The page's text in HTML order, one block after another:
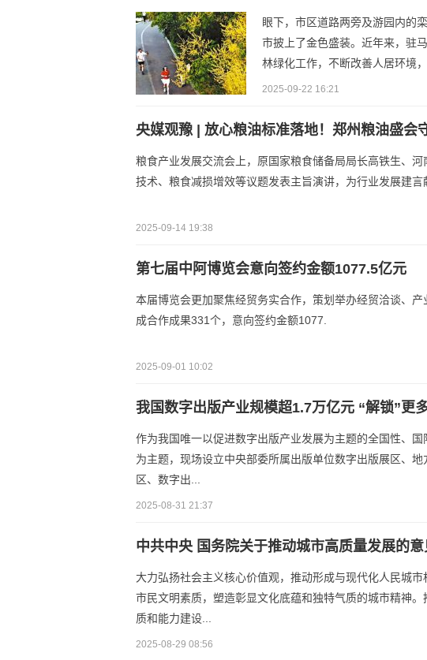
眼下，市区道路两旁及游园内的
市披上了金色盛装。近年来，驻
林绿化工作，不断改善人居环境
2025-09-22 16:21
央媒观豫 | 放心粮油标准落地！郑州粮油盛会
粮食产业发展交流会上，原国家粮食储备局局长高铁生、
技术、粮食减损增效等议题发表主旨演讲，为行业发展建言
2025-09-14 19:38
第七届中阿博览会意向签约金额1077.5亿元
本届博览会更加聚焦经贸务实合作，策划举办经贸洽谈、
成合作成果331个，意向签约金额1077.
2025-09-01 10:02
我国数字出版产业规模超1.7万亿元 “解锁”更
作为我国唯一以促进数字出版产业发展为主题的全国性、
为主题，现场设立中央部委所属出版单位数字出版展区、
区、数字出...
2025-08-31 21:37
中共中央 国务院关于推动城市高质量发展的意
大力弘扬社会主义核心价值观，推动形成与现代化人民城
市民文明素质，塑造彰显文化底蕴和独特气质的城市精神
质和能力建设...
2025-08-29 08:56